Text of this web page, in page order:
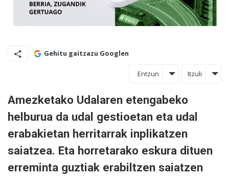
Gehitu gaitzazu Googlen
Entzun Itzuli
Amezketako Udalaren etengabeko
helburua da udal gestioetan eta udal
erabakietan herritarrak inplikatzen
saiatzea. Eta horretarako eskura dituen
erreminta guztiak erabiltzen saiatzen